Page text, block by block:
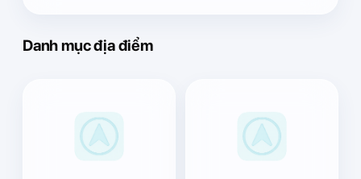
Danh mục địa điểm